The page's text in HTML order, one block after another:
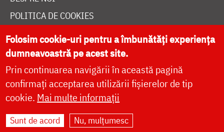
POLITICA DE COOKIES
DONEAZĂ ONLINE PENTRU CATEDRALA NAȚIONALĂ
LIVE
Site dezvoltat deDOXOLOGIA MEDIA
Folosim cookie-uri pentru a îmbunătăți experiența
dumneavoastră pe acest site.
Prin continuarea navigării în această pagină
confirmați acceptarea utilizării fișierelor de tip
cookie. Mai multe informații
Sunt de acord Nu, mulțumesc